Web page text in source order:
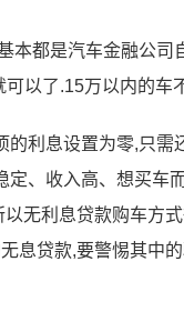
本都是汽车金融公
以了.15万以内的车
利息设置为零,只
定、收入高、想买
无利息贷款购车方
息贷款,要警惕其中